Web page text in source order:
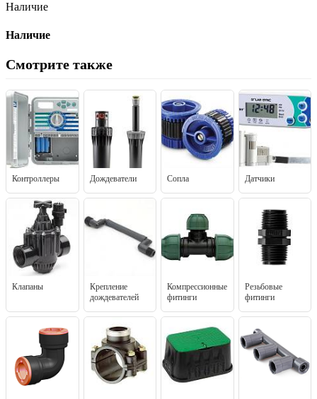
Наличие
Наличие
Смотрите также
Контроллеры Дождеватели Сопла Датчики
Клапаны
Крепление
дождевателей
Компрессионные
фитинги
Резьбовые
фитинги